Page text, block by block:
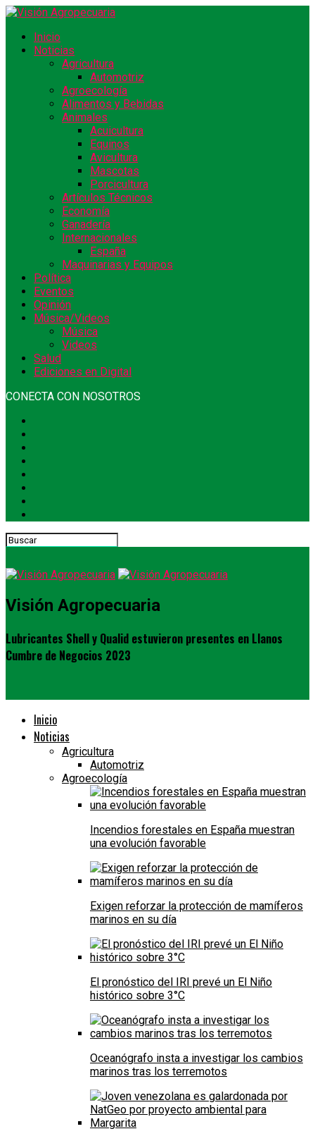
Inicio
Noticias
Agricultura
Automotriz
Agroecología
Alimentos y Bebidas
Animales
Acuicultura
Equinos
Avicultura
Mascotas
Porcicultura
Artículos Técnicos
Economía
Ganadería
Internacionales
España
Maquinarias y Equipos
Política
Eventos
Opinión
Música/Videos
Música
Videos
Salud
Ediciones en Digital
CONECTA CON NOSOTROS
Visión Agropecuaria
Lubricantes Shell y Qualid estuvieron presentes en Llanos
Cumbre de Negocios 2023
Inicio
Noticias
Agricultura
Automotriz
Agroecología
Incendios forestales en España muestran
una evolución favorable
Exigen reforzar la protección de mamíferos
marinos en su día
El pronóstico del IRI prevé un El Niño
histórico sobre 3°C
Oceanógrafo insta a investigar los cambios
marinos tras los terremotos